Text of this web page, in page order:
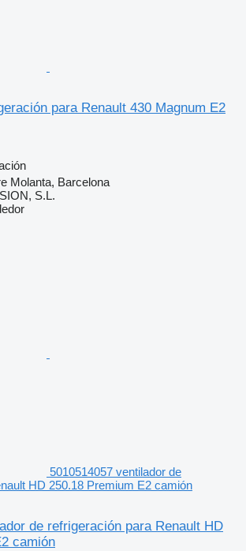
para Renault 430 Magnum E2
Molanta, Barcelona
S.L.
5010514057 ventilador de
HD 250.18 Premium E2 camión
de refrigeración para Renault HD
camión